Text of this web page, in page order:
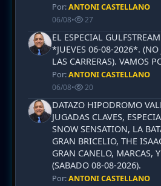
Por:ANTONI CASTELLANO
06/08• 27
EL ESPECIAL
*JUEVES 06-08-2026*. (NO
LAS CARRERAS). VAMOS
Por:ANTONI CASTELLANO
06/08• 20
DATAZO HIPODROMO
JUGADAS CLAVES,
SNOW SENSATION, LA
GRAN BRICELIO, THE
GRAN CANELO, MARCAS,
(SABADO 08-08-2026).
Por:ANTONI CASTELLANO